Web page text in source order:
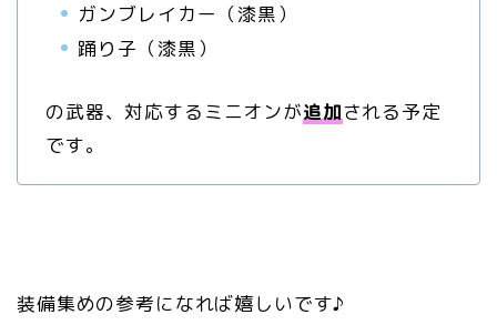
ガンブレイカー（漆黒）
踊り子（漆黒）
の武器、対応するミニオンが追加される予定
です。
装備集めの参考になれば嬉しいです♪